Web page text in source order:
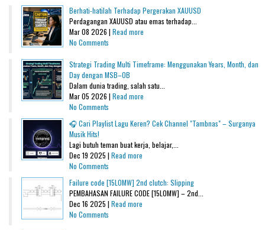
Berhati-hatilah Terhadap Pergerakan XAUUSD
Perdagangan XAUUSD atau emas terhadap...
Mar 08 2026 | Read more
No Comments
Strategi Trading Multi Timeframe: Menggunakan Years, Month, dan
Day dengan MSB–OB
Dalam dunia trading, salah satu...
Mar 05 2026 | Read more
No Comments
🎧 Cari Playlist Lagu Keren? Cek Channel "Tambnas" – Surganya
Musik Hits!
Lagi butuh teman buat kerja, belajar,...
Dec 19 2025 | Read more
No Comments
Failure code [15L0MW] 2nd clutch: Slipping
PEMBAHASAN FAILURE CODE [15L0MW] – 2nd...
Dec 16 2025 | Read more
No Comments